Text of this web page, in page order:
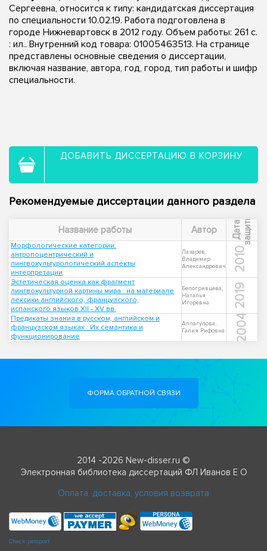
Сергеевна, относится к типу: кандидатская диссертация
по специальности 10.02.19. Работа подготовлена в
городе Нижневартовск в 2012 году. Объем работы: 261 с.
: ил.. Внутренний код товара: 01005463513. На странице
представлены основные сведения о диссертации,
включая название, автора, год, город, тип работы и шифр
специальности.
ДОБАВИТЬ ДИССЕРТАЦИЮ В КОРЗИНУ
Рекомендуемые диссертации данного раздела
Название работы Автор Д
а
т
а
з
а
щ
и
т ы
Морфологические категории:
антропоцентрический и
лингвокультурологический аспекты
интерпретации
Лазарев,
Владимир
Александрович
2010
Эстетическая оценка как фрагмент
лингвокультурной картины мира : на материале
лексики английского, французского,
испанского языков XII - XV вв.
Белогривцева,
Наталья
Игоревна
2019
Предикаты знания в русском, английском и
французском языках : Их семантика и
функционирование
Аллагулова,
Галия Рифовна
2004
ФОРМА ОБРАТНОЙ СВЯЗИ
2014 -2026 New-disser.ru ©
Электронная библиотека диссертаций ФЛ Иванов Е О
Оплата, доставка, условия возврата
Check passport